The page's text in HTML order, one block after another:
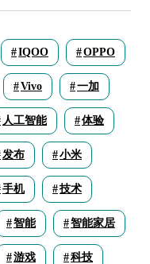
IQOO OPPO
Vivo 一加
人工智能 体验
发布 小米
手机 技术
智能 智能家居
游戏 科技